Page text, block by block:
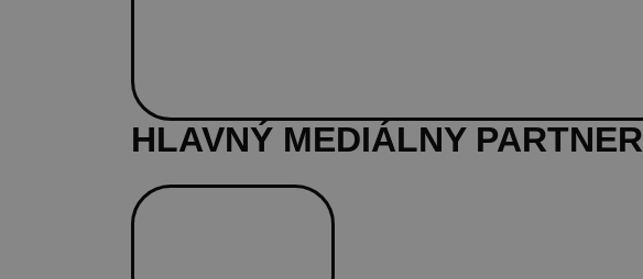
HLAVNÝ MEDIÁLNY PARTNER